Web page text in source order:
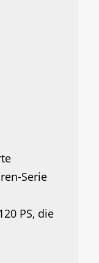
Serie
PS, die